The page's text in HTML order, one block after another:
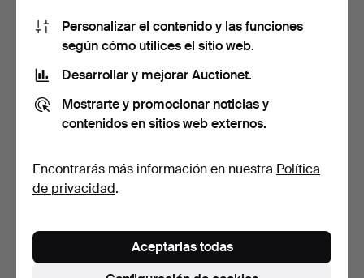
CANDELABROS, pareja,
estilo Directorio, Fr…
Vendido
2.312 USD
6.CANDELEROS, un par,
estilo gustaviano tard…
Vendido
2.322 USD
Personalizar el contenido y las funciones
según cómo utilices el sitio web.
Desarrollar y mejorar Auctionet.
Mostrarte y promocionar noticias y
contenidos en sitios web externos.
Encontrarás más información en nuestra Política
de privacidad.
Aceptarlas todas